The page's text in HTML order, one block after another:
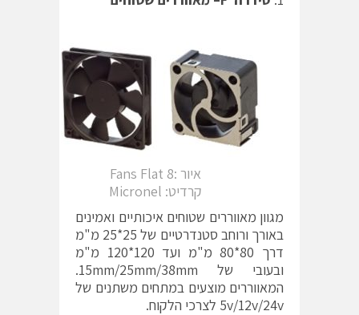
איור :8 Fans Flat
קרדיט: Micronel
מגוון מאווררים שטוחים איכותיים ואמינים
באורך ורוחב סטנדרטיים של 25*25 מ"מ
דרך 80*80 מ"מ ועד 120*120 מ"מ
ובעובי של 15mm/25mm/38mm.
המאווררים מוצעים במתחים משתנים של
5v/12v/24v לצרכי הלקוח.